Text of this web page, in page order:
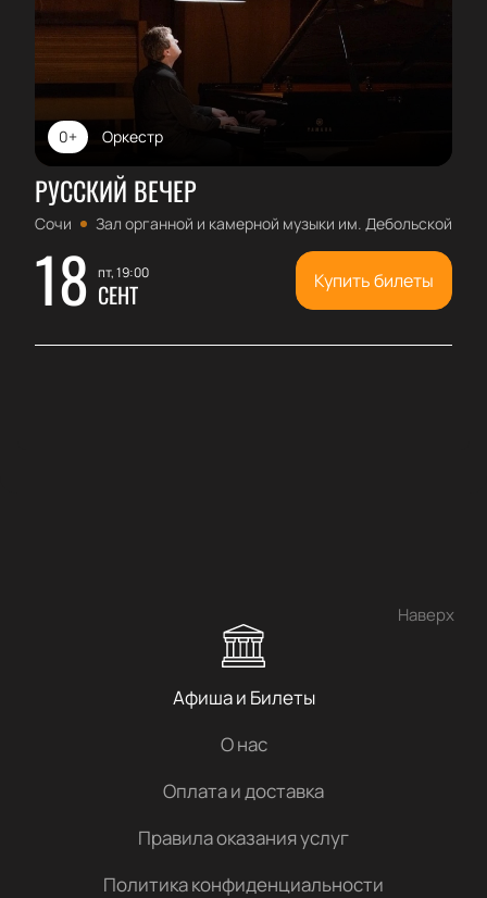
Оркестр
0+
РУССКИЙ ВЕЧЕР
Сочи Зал органной и камерной музыки им. Дебольской
18 пт, 19:00
СЕНТ Купить билеты
Наверх
Афиша и Билеты
О нас
Оплата и доставка
Правила оказания услуг
Политика конфиденциальности